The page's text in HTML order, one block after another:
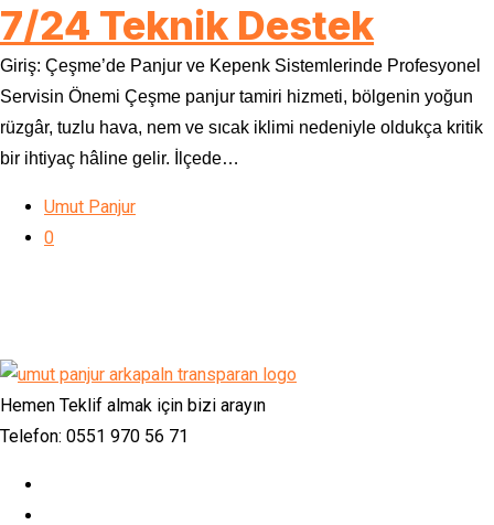
7/24 Teknik Destek
Giriş: Çeşme’de Panjur ve Kepenk Sistemlerinde Profesyonel
Servisin Önemi Çeşme panjur tamiri hizmeti, bölgenin yoğun
rüzgâr, tuzlu hava, nem ve sıcak iklimi nedeniyle oldukça kritik
bir ihtiyaç hâline gelir. İlçede…
Umut Panjur
0
Hemen Teklif almak için bizi arayın
Telefon: 0551 970 56 71